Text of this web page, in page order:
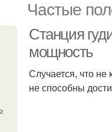
Частые
Станция
мощность
Случается, что не
не способны